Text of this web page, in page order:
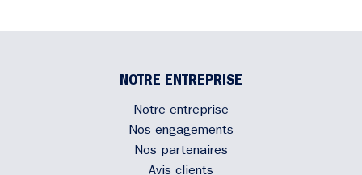
NOTRE ENTREPRISE
Notre entreprise
Nos engagements
Nos partenaires
Avis clients